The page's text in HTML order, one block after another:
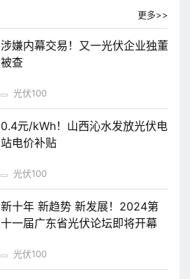
更多>>
涉嫌内幕交易！又一光伏企业独董
被查
光伏100
0.4元/kWh！山西沁水发放光伏电
站电价补贴
光伏100
新十年 新趋势 新发展！2024第
十一届广东省光伏论坛即将开幕
光伏100